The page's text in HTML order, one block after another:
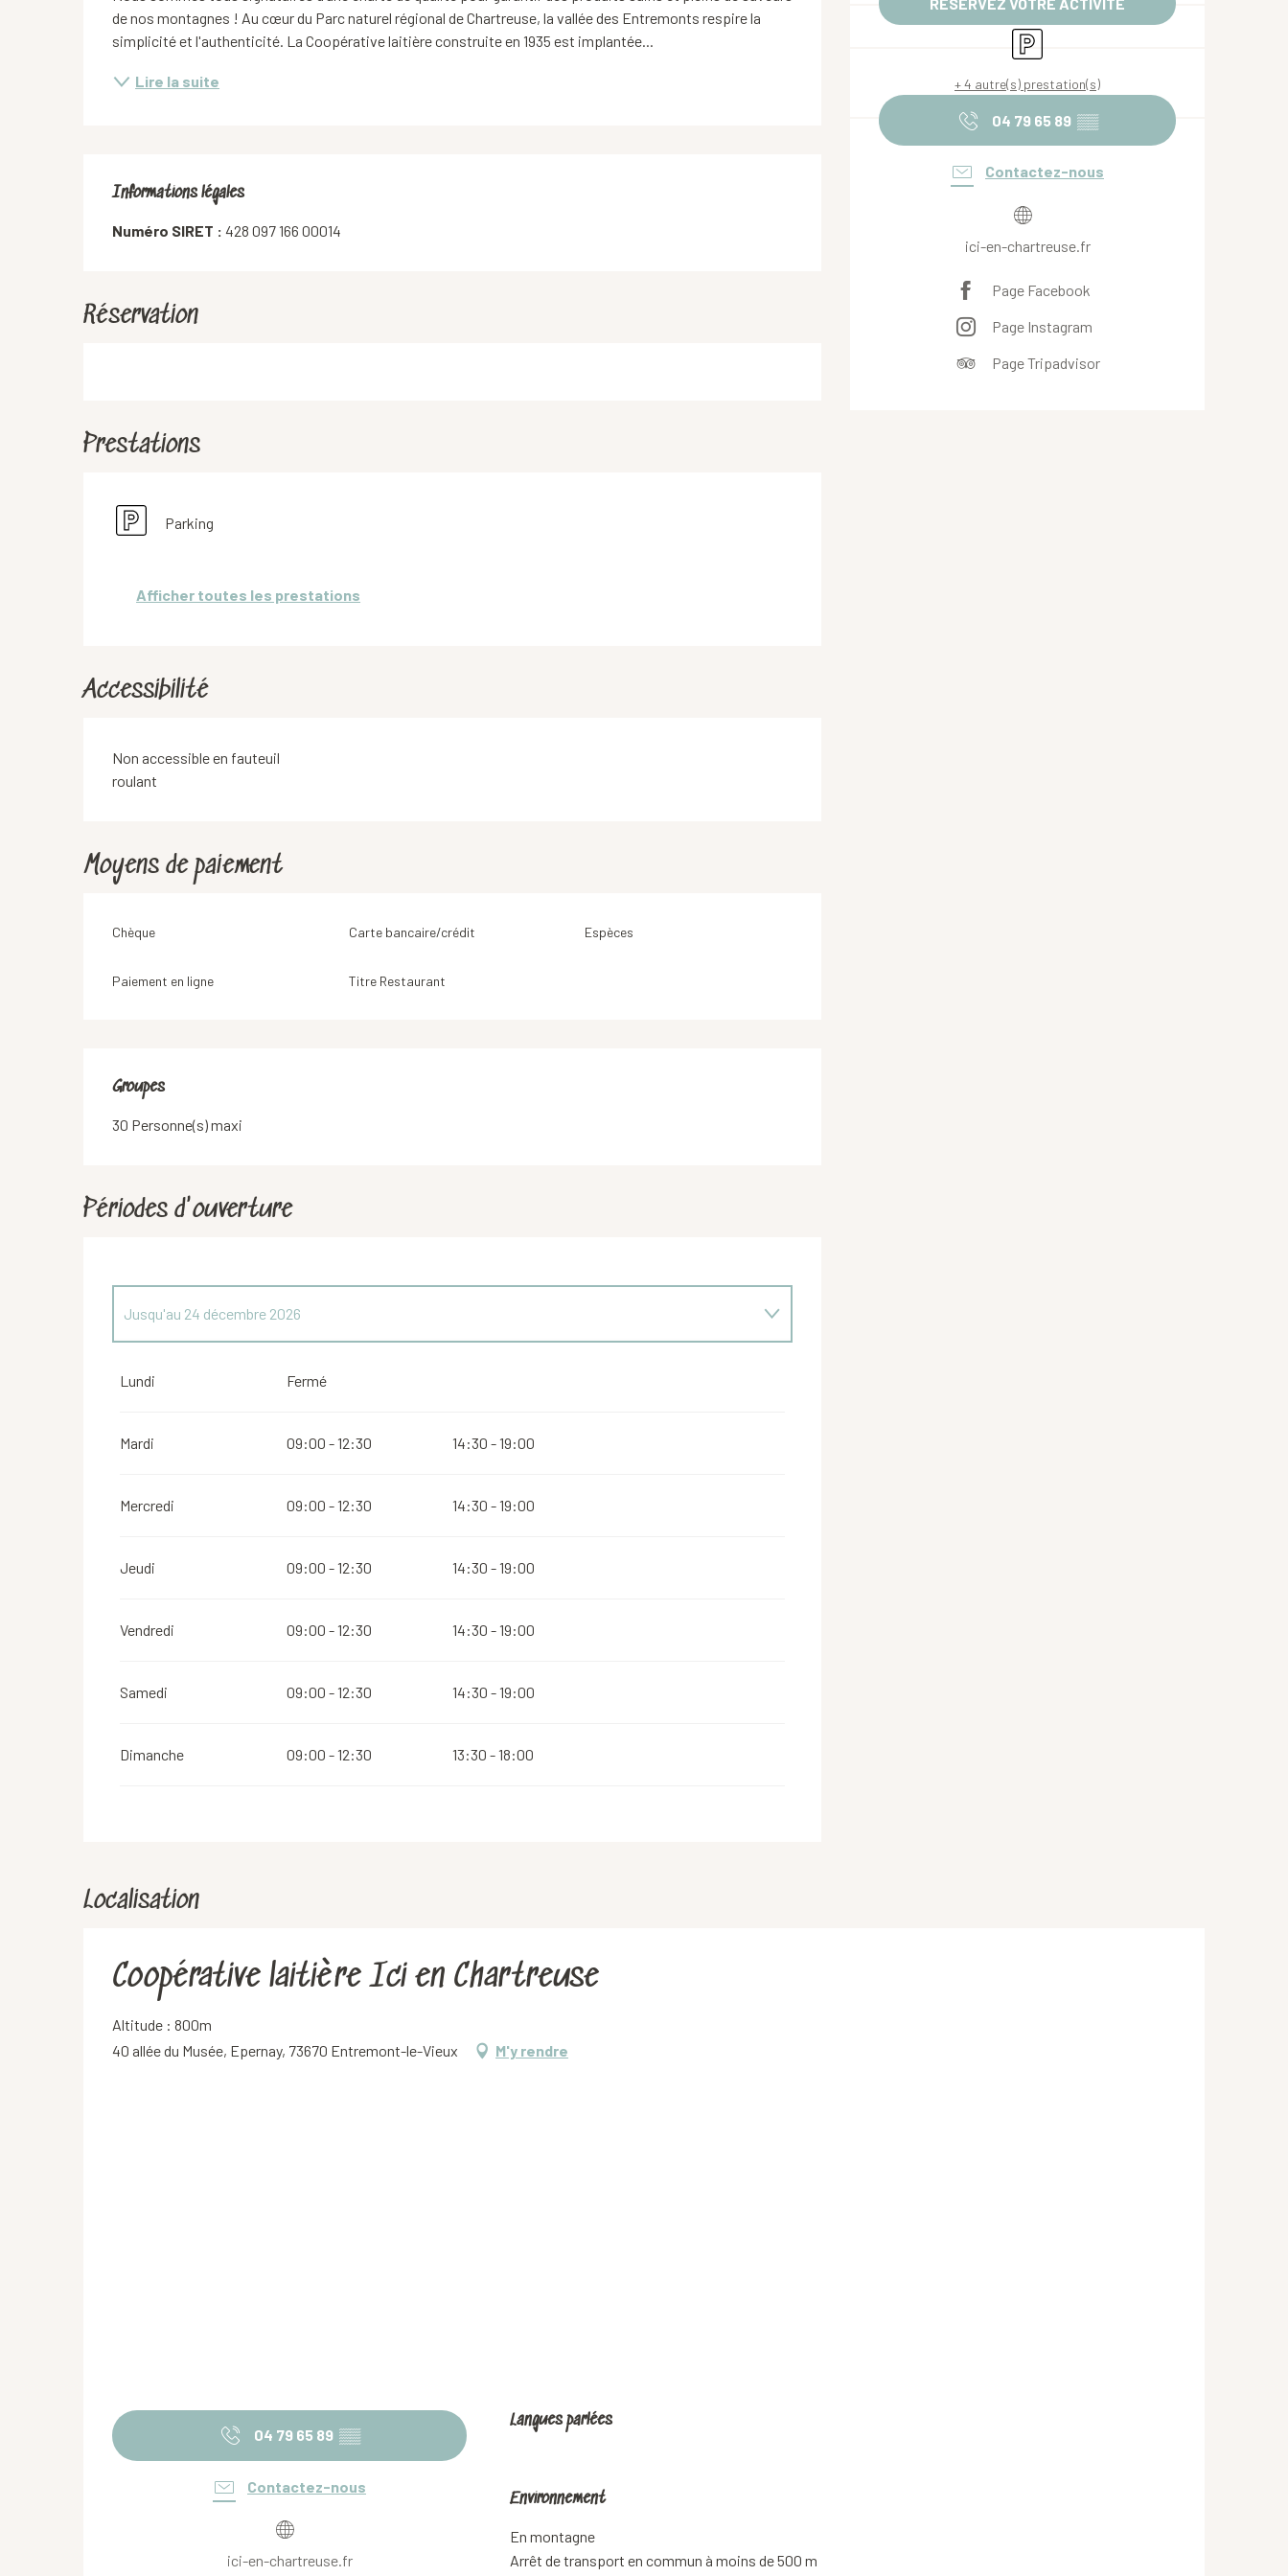
Parking
+ 4 autre(s) prestation(s)
04 79 65 89 ▒▒
Contactez-nous
ici-en-chartreuse.fr
Page Facebook
Page Instagram
Page Tripadvisor
de nos montagnes ! Au cœur du Parc naturel régional de Chartreuse, la vallée des Entremonts respire la
simplicité et l'authenticité. La Coopérative laitière construite en 1935 est implantée...
Lire la suite
Informations légales
Informations légales
Numéro SIRET : 428 097 166 00014
Réservation
Prestations
Parking
Afficher toutes les prestations
Accessibilité
Non accessible en fauteuil
roulant
Moyens de paiement
Chèque Carte bancaire/crédit Espèces
Paiement en ligne Titre Restaurant
Groupes
Groupes
30 Personne(s) maxi
Périodes d'ouverture
Jusqu'au 24 décembre 2026
Lundi Fermé
Mardi 09:00 - 12:30 14:30 - 19:00
Mercredi 09:00 - 12:30 14:30 - 19:00
Jeudi 09:00 - 12:30 14:30 - 19:00
Vendredi 09:00 - 12:30 14:30 - 19:00
Samedi 09:00 - 12:30 14:30 - 19:00
Dimanche 09:00 - 12:30 13:30 - 18:00
Localisation
Coopérative laitière Ici en Chartreuse
Altitude : 800m
40 allée du Musée, Epernay, 73670 Entremont-le-Vieux
M'y rendre
04 79 65 89 ▒▒
Contactez-nous
ici-en-chartreuse.fr
Langues parlées
Langues parlées
Environnement
Environnement
En montagne
Arrêt de transport en commun à moins de 500 m